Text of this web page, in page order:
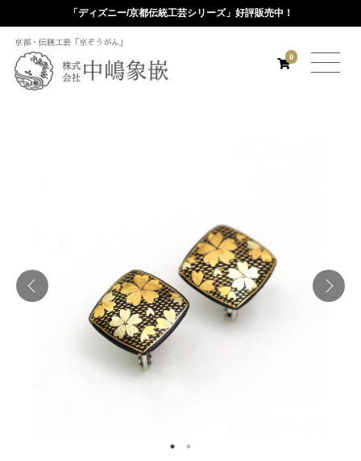
「ディズニー/京都伝統工芸シリーズ」好評販売中！
京都・伝統工芸「京ぞうがん」
0